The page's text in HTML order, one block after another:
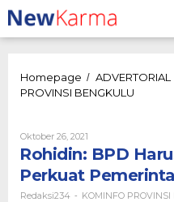
Lewati
ke
konten
Homepage / ADVERTORIAL
PROVINSI BENGKULU
untuk
Desa
Oktober 26, 2021
Redaksi234
Rohidin: BPD
Perkuat
Redaksi234 - KOMINFO